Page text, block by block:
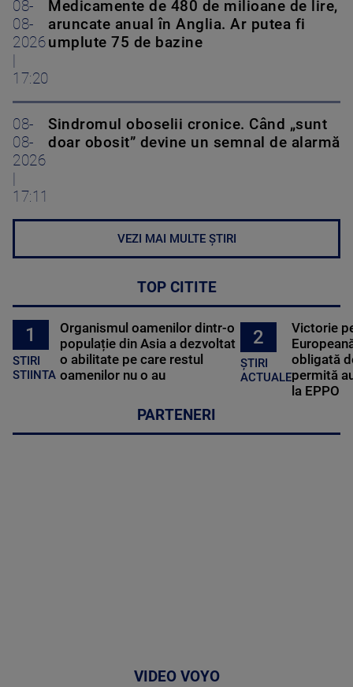
08-
08-
2026
17:20
Medicamente de 480 de milioane de lire,
aruncate anual în Anglia. Ar putea fi
umplute 75 de bazine
08-
08-
2026
17:11
Sindromul oboselii cronice. Când „sunt
doar obosit” devine un semnal de alarmă
VEZI MAI MULTE ȘTIRI
TOP CITITE
1
STIRI
STIINTA
Organismul oamenilor dintr-o
populație din Asia a dezvoltat
o abilitate pe care restul
oamenilor nu o au
2
ȘTIRI
ACTUALE
Victorie
obligată
permită
la EPPO
PARTENERI
VIDEO VOYO